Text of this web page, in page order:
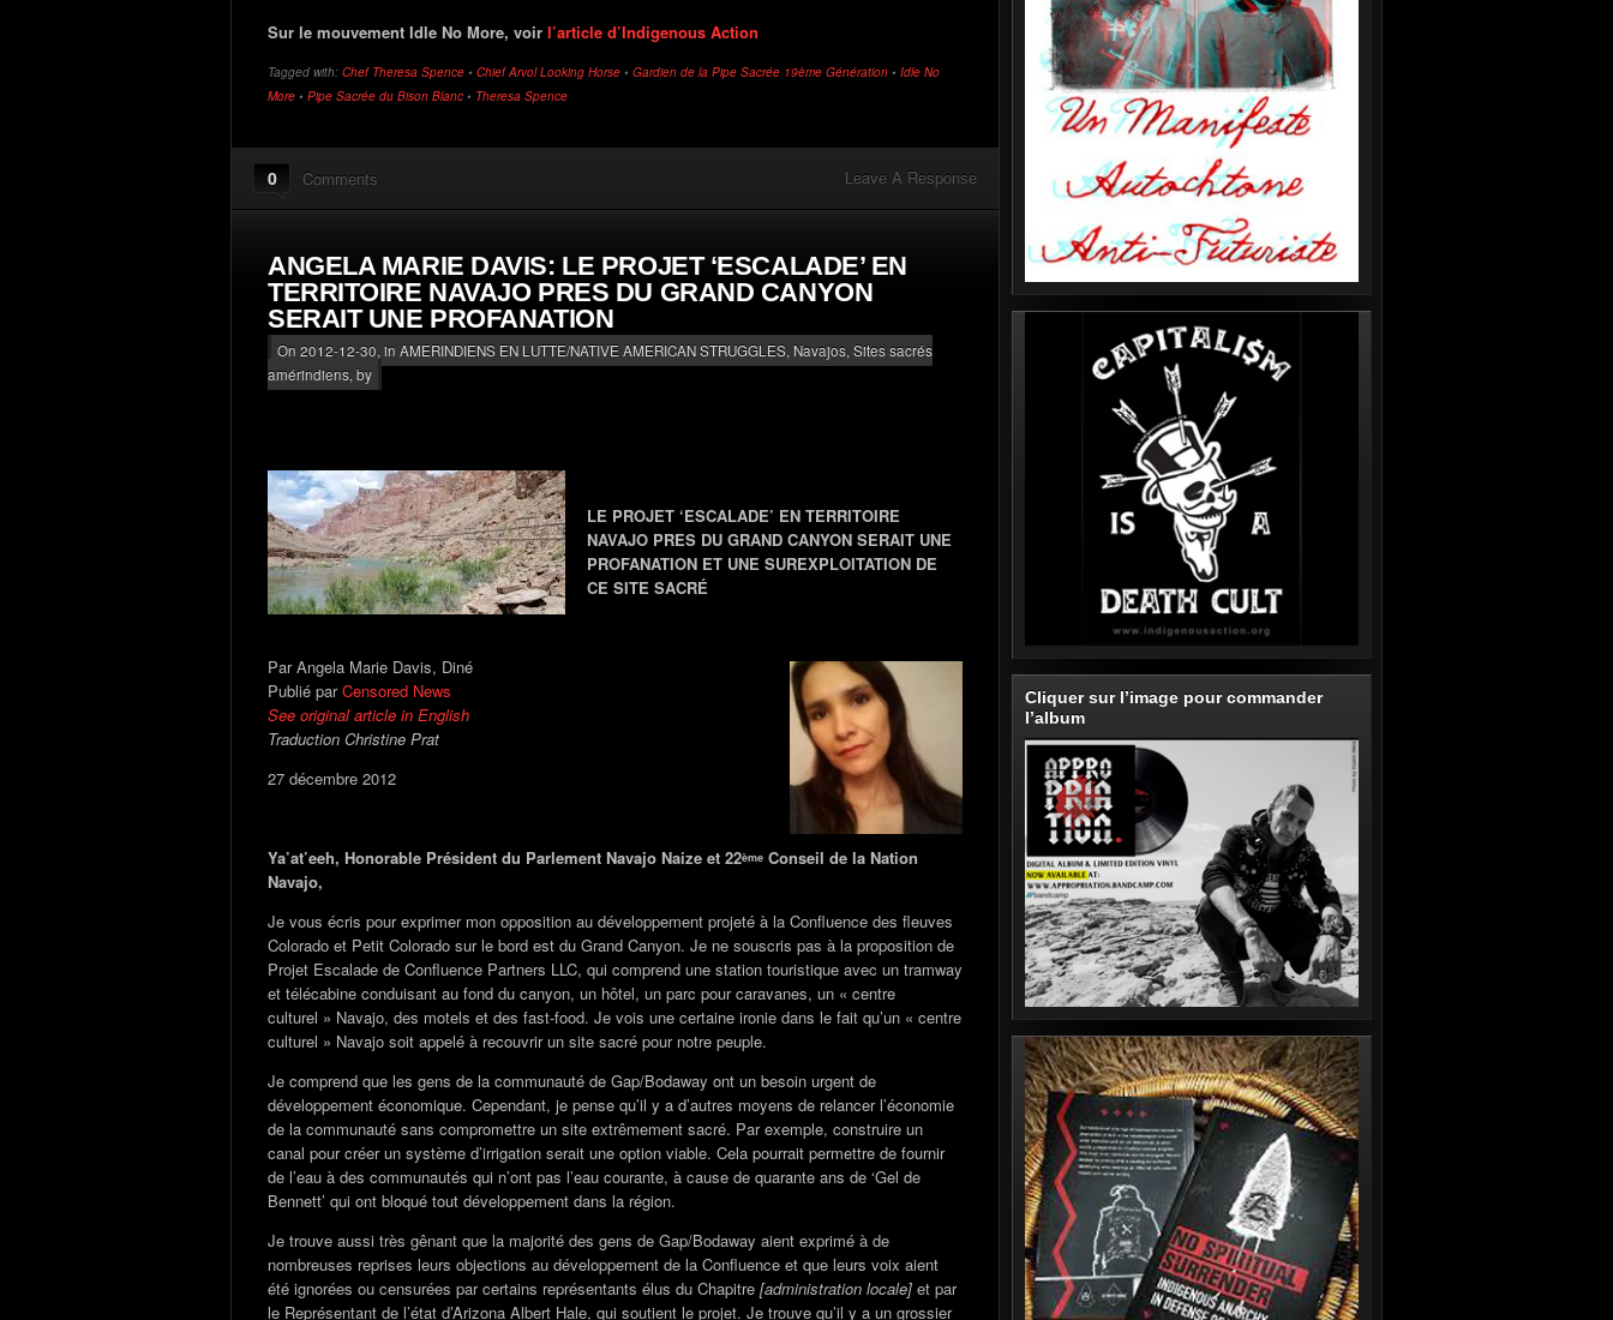
Sur le mouvement Idle No More, voir l’article d’Indigenous Action
Tagged with: Chef Theresa Spence • Chief Arvol Looking Horse • Gardien de la Pipe Sacrée 19ème Génération • Idle No
More • Pipe Sacrée du Bison Blanc • Theresa Spence
0 Comments Leave A Response
ANGELA MARIE DAVIS: LE PROJET ‘ESCALADE’ EN
TERRITOIRE NAVAJO PRES DU GRAND CANYON
SERAIT UNE PROFANATION
On 2012-12-30, in AMERINDIENS EN LUTTE/NATIVE AMERICAN STRUGGLES,Navajos,Sites sacrés
amérindiens, by
LE PROJET ‘ESCALADE’ EN TERRITOIRE
NAVAJO PRES DU GRAND CANYON SERAIT UNE
PROFANATION ET UNE SUREXPLOITATION DE
CE SITE SACRÉ
Par Angela Marie Davis, Diné
Publié parCensored News
See original article in English
Traduction Christine Prat
27 décembre 2012
Ya’at’eeh, Honorable Président du Parlement Navajo Naize et 22ème Conseil de la Nation
Navajo,
Je vous écris pour exprimer mon opposition au développement projeté à la Confluence des fleuves
Colorado et Petit Colorado sur le bord est du Grand Canyon. Je ne souscris pas à la proposition de
Projet Escalade de Confluence Partners LLC, qui comprend une station touristique avec un tramway
et télécabine conduisant au fond du canyon, un hôtel, un parc pour caravanes, un « centre
culturel » Navajo, des motels et des fast-food. Je vois une certaine ironie dans le fait qu’un « centre
culturel » Navajo soit appelé à recouvrir un site sacré pour notre peuple.
Je comprend que les gens de la communauté de Gap/Bodaway ont un besoin urgent de
développement économique. Cependant, je pense qu’il y a d’autres moyens de relancer l’économie
de la communauté sans compromettre un site extrêmement sacré. Par exemple, construire un
canal pour créer un système d’irrigation serait une option viable. Cela pourrait permettre de fournir
de l’eau à des communautés qui n’ont pas l’eau courante, à cause de quarante ans de ‘Gel de
Bennett’ qui ont bloqué tout développement dans la région.
Je trouve aussi très gênant que la majorité des gens de Gap/Bodaway aient exprimé à de
nombreuses reprises leurs objections au développement de la Confluence et que leurs voix aient
été ignorées ou censurées par certains représentants élus du Chapitre [administration locale] et par
le Représentant de l’état d’Arizona Albert Hale, qui soutient le projet. Je trouve qu’il y a un grossier
Cliquer sur l’image pour commander
l’album